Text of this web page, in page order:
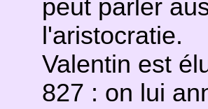
peut parler
l'aristocratie.
Valentin est
827 : on lui